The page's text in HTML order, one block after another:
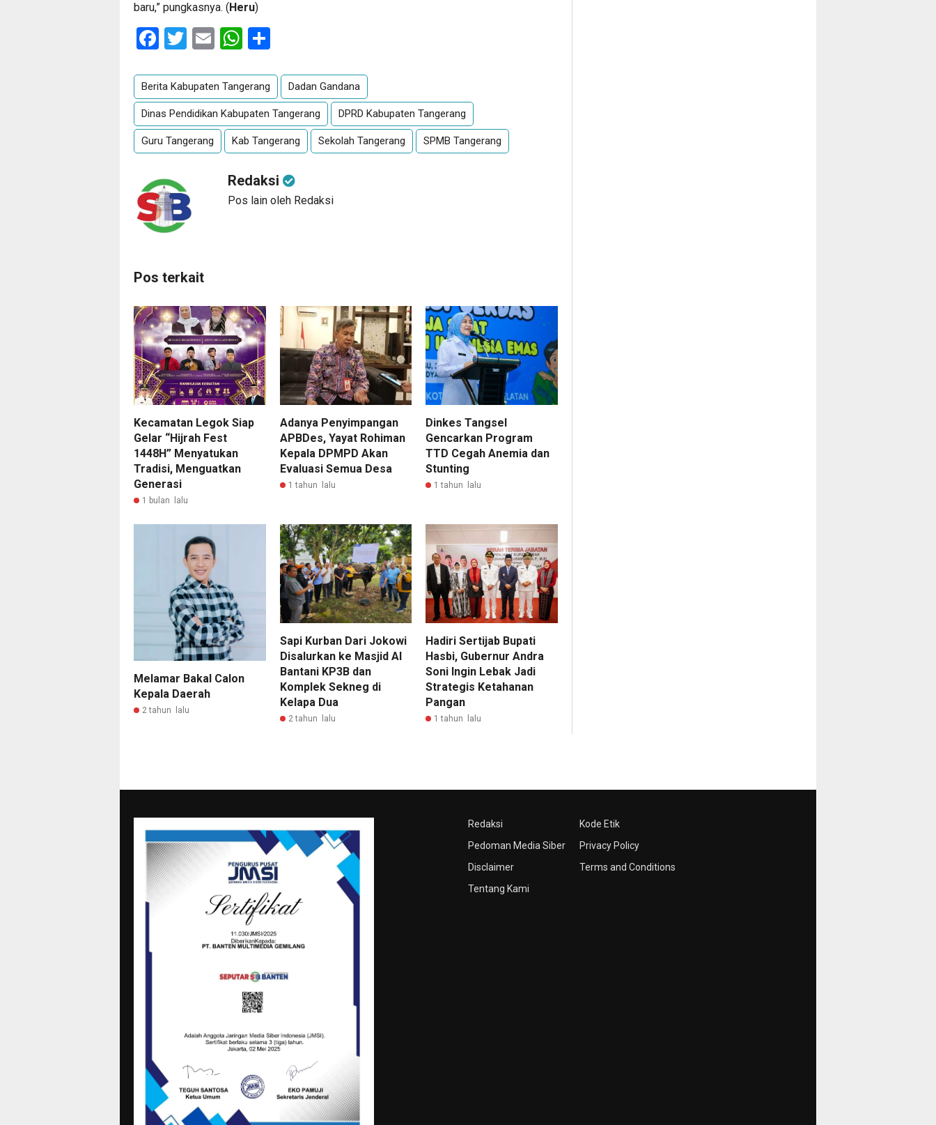
baru,” pungkasnya. ( Heru)
Facebook
Twitter
EmailWhatsApp
Berita Kabupaten Tangerang Dadan Gandana
Dinas Pendidikan Kabupaten Tangerang DPRD Kabupaten Tangerang
Guru Tangerang Kab Tangerang Sekolah Tangerang SPMB Tangerang
Redaksi
Pos lain oleh Redaksi
Pos terkait
Kecamatan Legok Siap
Gelar “Hijrah Fest
1448H” Menyatukan
Tradisi, Menguatkan
Generasi
1 bulan lalu
Adanya Penyimpangan
APBDes, Yayat Rohiman
Kepala DPMPD Akan
Evaluasi Semua Desa
1 tahun lalu
Dinkes Tangsel
Gencarkan Program
TTD Cegah Anemia dan
Stunting
1 tahun lalu
Melamar Bakal Calon
Kepala Daerah
2 tahun lalu
Sapi Kurban Dari Jokowi
Disalurkan ke Masjid Al
Bantani KP3B dan
Komplek Sekneg di
Kelapa Dua
2 tahun lalu
Hadiri Sertijab Bupati
Hasbi, Gubernur Andra
Soni Ingin Lebak Jadi
Strategis Ketahanan
Pangan
1 tahun lalu
Redaksi
Pedoman Media Siber
Disclaimer
Tentang Kami
Kode Etik
Privacy Policy
Terms and Conditions